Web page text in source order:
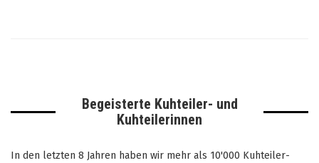
Begeisterte Kuhteiler- und
Kuhteilerinnen
In den letzten 8 Jahren haben wir mehr als 10'000 Kuhteiler-